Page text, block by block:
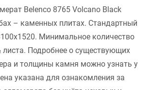
Belenco 8765 Volcano Black
– каменных плитах. Стандартный
Минимальное количество
Подробнее о существующих
и толщины камня можно узнать у
указана для ознакомления за